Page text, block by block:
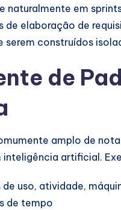
em
de elaboração de
serem construídos
de
amplo de
artificial.
uso, atividade,
de tempo